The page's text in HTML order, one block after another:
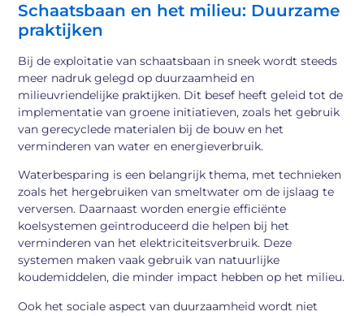
Schaatsbaan en het milieu: Duurzame
praktijken
Bij de exploitatie van schaatsbaan in sneek wordt steeds
meer nadruk gelegd op duurzaamheid en
milieuvriendelijke praktijken. Dit besef heeft geleid tot de
implementatie van groene initiatieven, zoals het gebruik
van gerecyclede materialen bij de bouw en het
verminderen van water en energieverbruik.
Waterbesparing is een belangrijk thema, met technieken
zoals het hergebruiken van smeltwater om de ijslaag te
verversen. Daarnaast worden energie efficiënte
koelsystemen geïntroduceerd die helpen bij het
verminderen van het elektriciteitsverbruik. Deze
systemen maken vaak gebruik van natuurlijke
koudemiddelen, die minder impact hebben op het milieu.
Ook het sociale aspect van duurzaamheid wordt niet